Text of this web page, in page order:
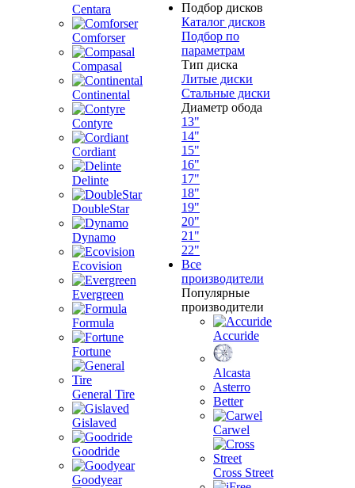
Centara
Comforser
Compasal
Continental
Contyre
Cordiant
Delinte
DoubleStar
Dynamo
Ecovision
Evergreen
Formula
Fortune
General Tire
Gislaved
Goodride
Goodyear
Подбор дисков
Каталог дисков
Подбор по
параметрам
Тип диска
Литые диски
Стальные диски
Диаметр обода
13"
14"
15"
16"
17"
18"
19"
20"
21"
22"
Все
производители
Популярные
производители
Accuride
Alcasta
Asterro
Better
Carwel
Cross Street